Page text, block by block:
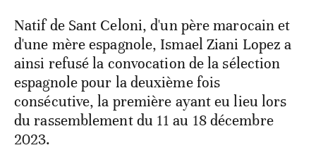
Natif de Sant Celoni, d'un père marocain et
d'une mère espagnole, Ismael Ziani Lopez a
ainsi refusé la convocation de la sélection
espagnole pour la deuxième fois
consécutive, la première ayant eu lieu lors
du rassemblement du 11 au 18 décembre
2023.